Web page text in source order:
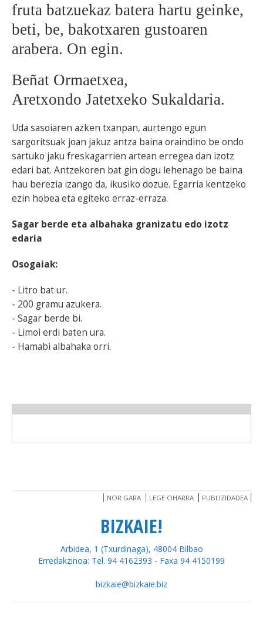
fruta batzuekaz batera hartu geinke,
beti, be, bakotxaren gustoaren
arabera. On egin.
Beñat Ormaetxea,
Aretxondo Jatetxeko Sukaldaria.
Uda sasoiaren azken txanpan, aurtengo egun
sargoritsuak joan jakuz antza baina oraindino be ondo
sartuko jaku freskagarrien artean erregea dan izotz
edari bat. Antzekoren bat gin dogu lehenago be baina
hau berezia izango da, ikusiko dozue. Egarria kentzeko
ezin hobea eta egiteko erraz-erraza.
Sagar berde eta albahaka granizatu edo izotz
edaria
Osogaiak:
- Litro bat ur.
- 200 gramu azukera.
- Sagar berde bi.
- Limoi erdi baten ura.
- Hamabi albahaka orri.
NOR GARA LEGE OHARRA PUBLIZIDADEA
BIZKAIE!
Arbidea, 1 (Txurdinaga), 48004 Bilbao
Erredakzinoa: Tel. 94 4162393 - Faxa 94 4150199
bizkaie@bizkaie.biz